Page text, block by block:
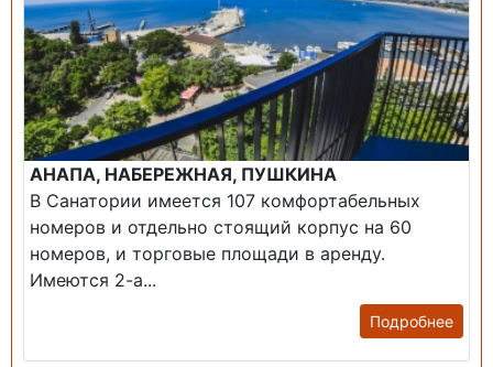
АНАПА, НАБЕРЕЖНАЯ, ПУШКИНА
В Санатории имеется 107 комфортабельных
номеров и отдельно стоящий корпус на 60
номеров, и торговые площади в аренду.
Имеются 2-а...
Подробнее